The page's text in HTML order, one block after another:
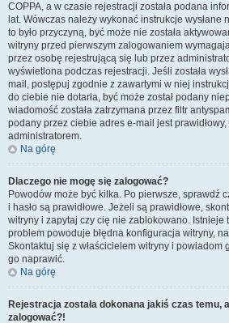
COPPA, a w czasie rejestracji została podana
lat. Wówczas należy wykonać instrukcje wysłane
to było przyczyną, być może nie została
witryny przed pierwszym zalogowaniem
przez osobę rejestrującą się lub przez
wyświetlona podczas rejestracji. Jeśli została
mail, postępuj zgodnie z zawartymi w niej
do ciebie nie dotarła, być może został podany
wiadomość została zatrzymana przez filtr
podany przez ciebie adres e-mail jest
administratorem.
Na górę
Dlaczego nie mogę się zalogować?
Powodów może być kilka. Po pierwsze, sprawdź
i hasło są prawidłowe. Jeżeli są prawidłowe,
witryny i zapytaj czy cię nie zablokowano. Istnieje
problem powoduje błędna konfiguracja witryny,
Skontaktuj się z właścicielem witryny i powiadom
go naprawić.
Na górę
Rejestracja została dokonana jakiś czas temu,
zalogować?!